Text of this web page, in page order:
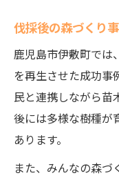
伐採後の森づくり
鹿児島市伊敷町では
を再生させた成功事
民と連携しながら苗
後には多様な樹種が
あります。
また、みんなの森づ